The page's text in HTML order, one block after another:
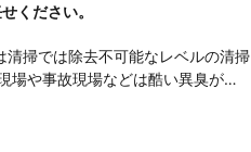
ください。
掃では除去不可能なレベルの清掃
であったりする場合が多くありま